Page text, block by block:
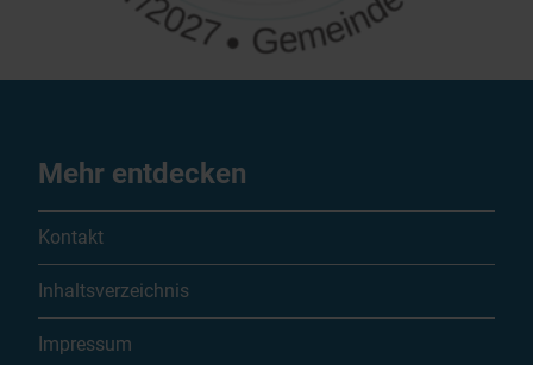
Mehr entdecken
Kontakt
Inhaltsverzeichnis
Impressum